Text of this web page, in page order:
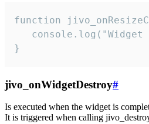
function
console.log("Widget
}
jivo_onWidgetDestroy#
Is executed when the widget is
It is triggered when calling